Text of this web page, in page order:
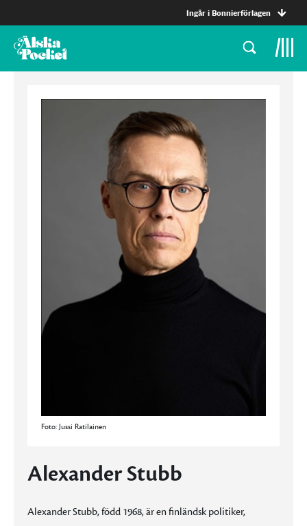
Ingår i Bonnierförlagen
Foto: Jussi Ratilainen
Alexander Stubb
Alexander Stubb, född 1968, är en finländsk politiker,